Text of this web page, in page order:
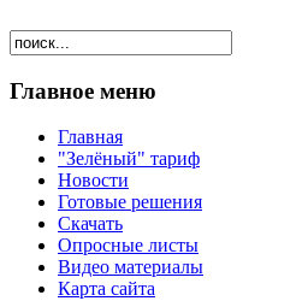
Главное меню
Главная
"Зелёный" тариф
Новости
Готовые решения
Скачать
Опросные листы
Видео материалы
Карта сайта